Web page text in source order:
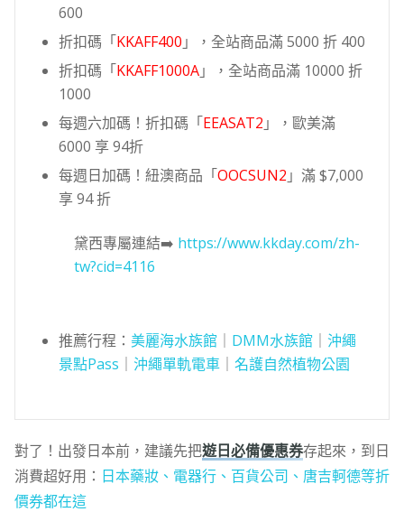
600
折扣碼「KKAFF400 」，全站商品滿 5000 折 400
折扣碼「KKAFF1000A」，全站商品滿 10000 折
1000
每週六加碼！折扣碼「EEASAT2 」，歐美滿
6000 享 94折
每週日加碼！紐澳商品「OOCSUN2 」滿 $7,000
享 94 折
黛西專屬連結➡️ https://www.kkday.com/zh-
tw?cid=4116
推薦行程： 美麗海水族館｜ DMM水族館｜ 沖繩
景點Pass
沖繩單軌電車｜ 名護自然植物公園
對了！出發日本前，建議先把遊日必備優惠券存起來，到日
消費超好用： 日本藥妝、電器行、百貨公司、唐吉軻德等折
價券都在這